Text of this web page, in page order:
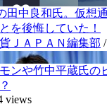
田中良和氏。仮想
を後悔していた！
ＪＡＰＡＮ編集部 /
ンや竹中平蔵氏の
views